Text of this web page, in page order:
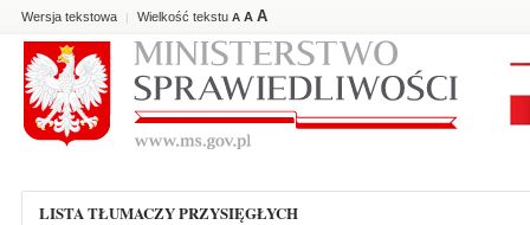
Wersja tekstowa | Wielkość tekstu A A A
LISTA TŁUMACZY PRZYSIĘGŁYCH